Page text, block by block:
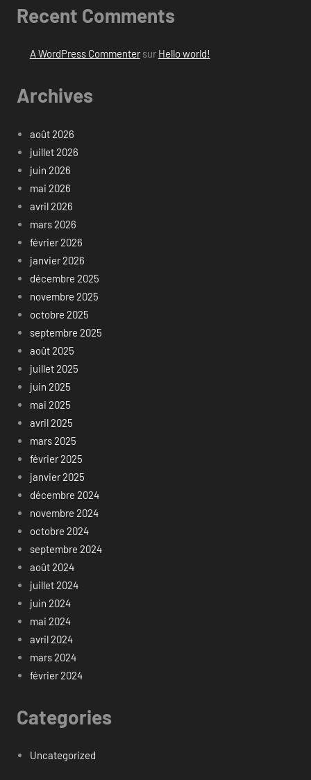
Recent Comments
A WordPress Commentersur Hello world!
Archives
août 2026
juillet 2026
juin 2026
mai 2026
avril 2026
mars 2026
février 2026
janvier 2026
décembre 2025
novembre 2025
octobre 2025
septembre 2025
août 2025
juillet 2025
juin 2025
mai 2025
avril 2025
mars 2025
février 2025
janvier 2025
décembre 2024
novembre 2024
octobre 2024
septembre 2024
août 2024
juillet 2024
juin 2024
mai 2024
avril 2024
mars 2024
février 2024
Categories
Uncategorized